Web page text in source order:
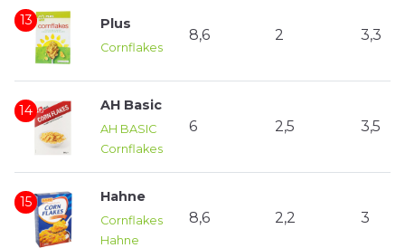
13 Plus
Cornflakes
8,6 2 3,3
14 AH Basic
AH BASIC
Cornflakes
6 2,5 3,5
15 Hahne
Cornflakes
Hahne
8,6 2,2 3